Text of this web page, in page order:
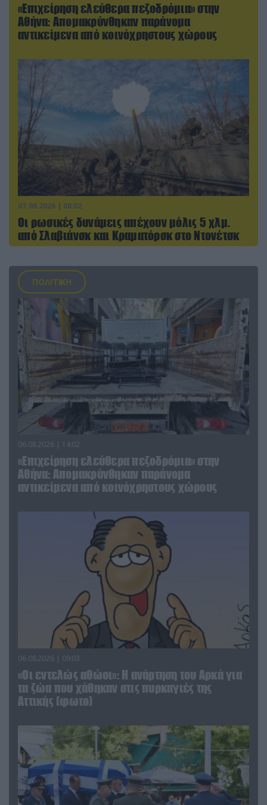
«Επιχείρηση ελεύθερα πεζοδρόμια» στην
Αθήνα: Απομακρύνθηκαν παράνομα
αντικείμενα από κοινόχρηστους χώρους
07.08.2026 | 08:02
Οι ρωσικές δυνάμεις απέχουν μόλις 5 χλμ.
από Σλαβιάνσκ και Κραματόρσκ στο Ντονέτσκ
ΠΟΛΙΤΙΚΗ
06.08.2026 | 14:02
«Επιχείρηση ελεύθερα πεζοδρόμια» στην
Αθήνα: Απομακρύνθηκαν παράνομα
αντικείμενα από κοινόχρηστους χώρους
06.08.2026 | 09:03
«Οι εντελώς αθώοι»: Η ανάρτηση του Αρκά για
τα ζώα που χάθηκαν στις πυρκαγιές της
Αττικής (φωτο)